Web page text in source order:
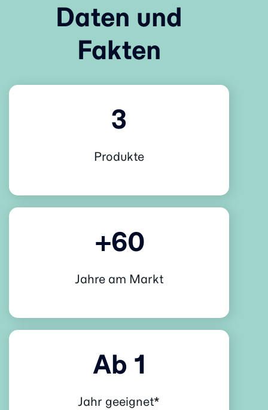
Daten und
Fakten
3
Produkte
+60
Jahre am Markt
Ab 1
Jahr geeignet*